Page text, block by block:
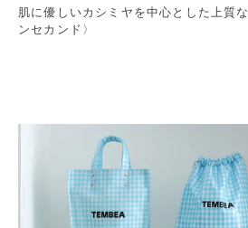
肌に優しいカシミヤを中心とした上質
ンセカンド〉